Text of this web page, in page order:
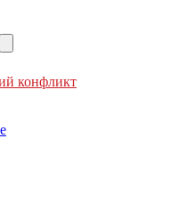
конфликт